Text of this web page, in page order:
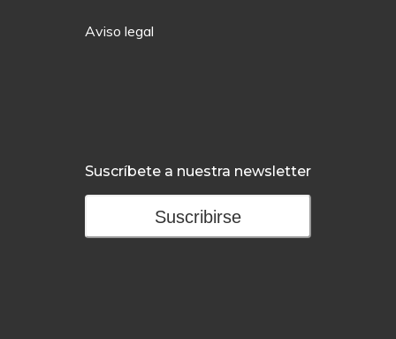
Aviso legal
Suscríbete a nuestra newsletter
Suscribirse